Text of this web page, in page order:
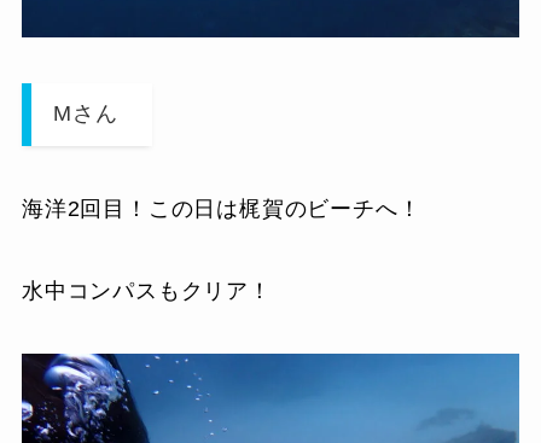
Mさん
海洋2回目！この日は梶賀のビーチへ！
水中コンパスもクリア！